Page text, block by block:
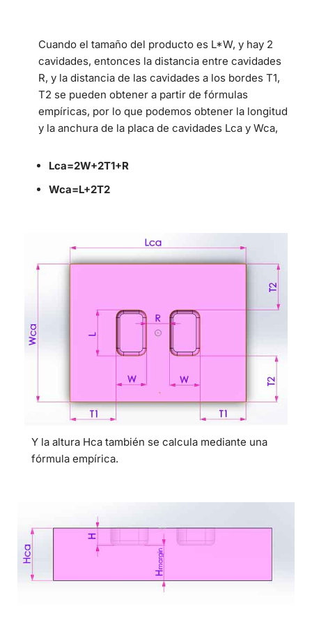
Cuando el tamaño del producto es L*W, y hay 2
cavidades, entonces la distancia entre cavidades
R, y la distancia de las cavidades a los bordes T1,
T2 se pueden obtener a partir de fórmulas
empíricas, por lo que podemos obtener la longitud
y la anchura de la placa de cavidades Lca y Wca,
Lca=2W+2T1+R
Wca=L+2T2
Y la altura Hca también se calcula mediante una
fórmula empírica.